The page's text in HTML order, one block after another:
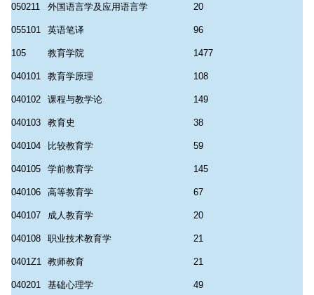
050211 外国语言学及应用语言学 20
055101 英语笔译 96
105 教育学院 1477
040101 教育学原理 108
040102 课程与教学论 149
040103 教育史 38
040104 比较教育学 59
040105 学前教育学 145
040106 高等教育学 67
040107 成人教育学 20
040108 职业技术教育学 21
0401Z1 教师教育 21
040201 基础心理学 49